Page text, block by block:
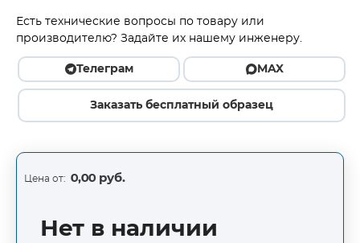
Есть технические вопросы по товару или
производителю? Задайте их нашему инженеру.
Телеграм MAX
Заказать бесплатный образец
Цена от: 0,00 руб.
Нет в наличии